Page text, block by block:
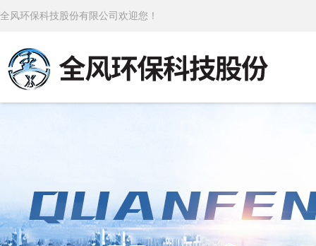
全风环保科技股份有限公司欢迎您！